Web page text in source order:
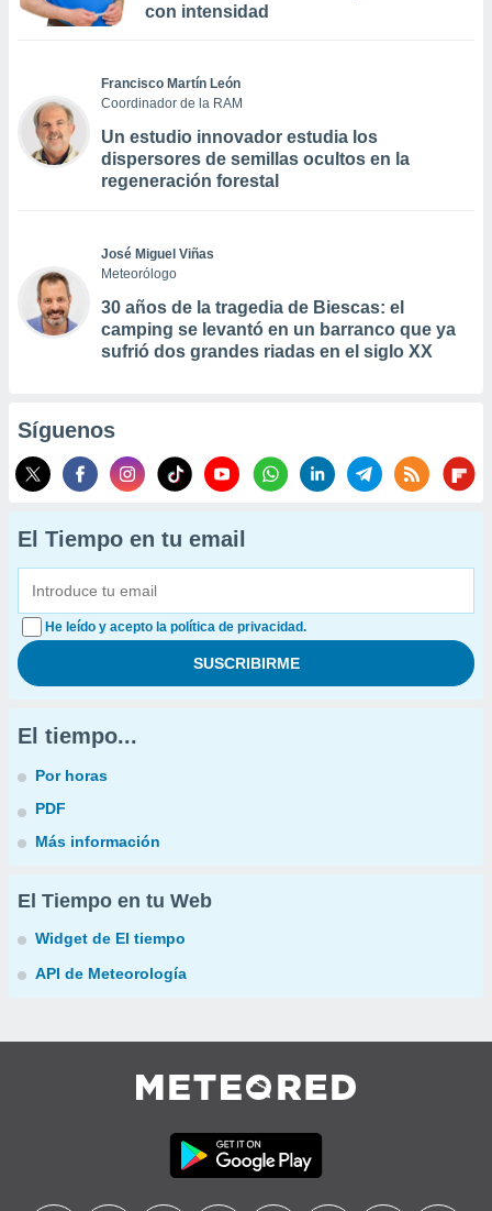
con intensidad
Francisco Martín León
Coordinador de la RAM
Un estudio innovador estudia los
dispersores de semillas ocultos en la
regeneración forestal
José Miguel Viñas
Meteorólogo
30 años de la tragedia de Biescas: el
camping se levantó en un barranco que ya
sufrió dos grandes riadas en el siglo XX
Síguenos
El Tiempo en tu email
He leído y acepto la política de privacidad.
El tiempo...
Por horas
PDF
Más información
El Tiempo en tu Web
Widget de El tiempo
API de Meteorología